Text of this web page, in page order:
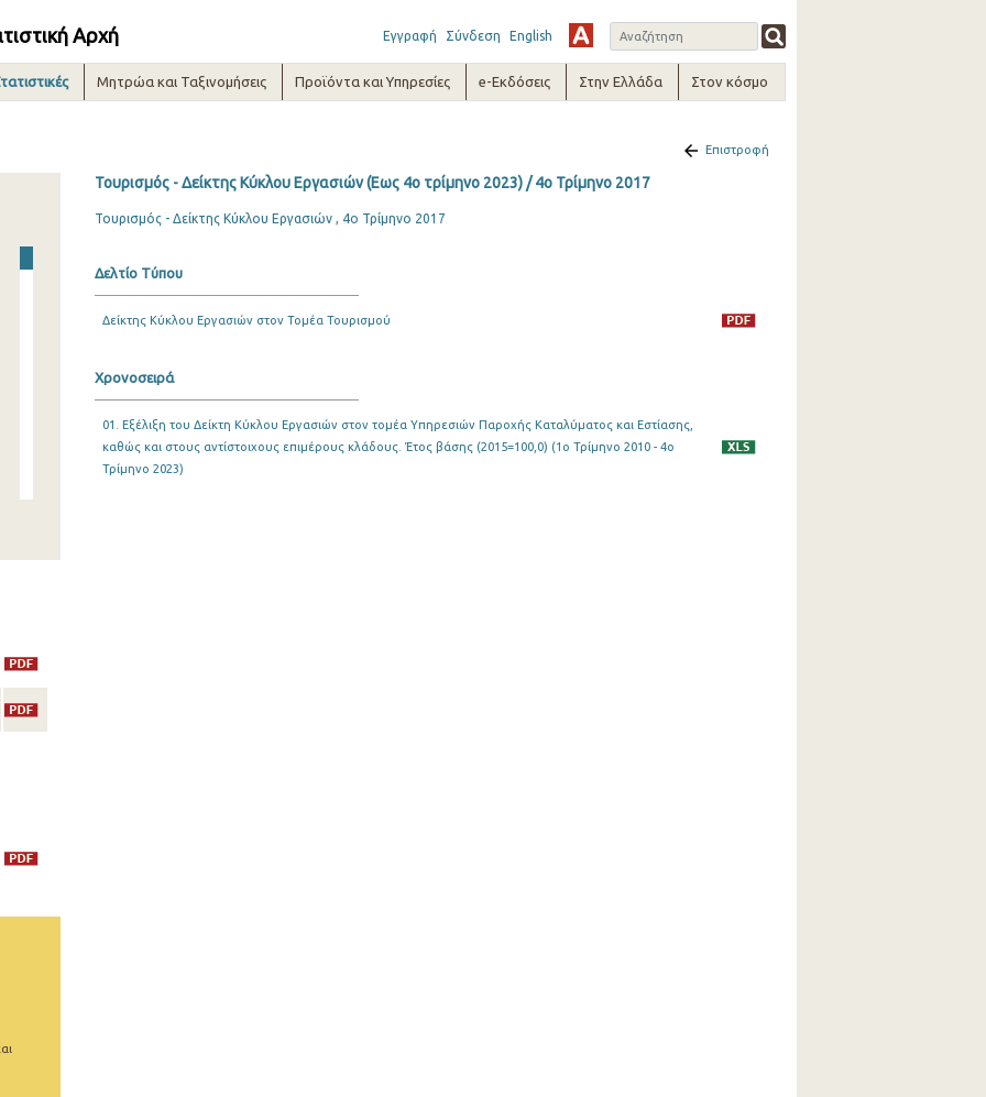
Αρχή Εγγραφή Σύνδεση English
Μητρώα και Ταξινομήσεις Προϊόντα και Υπηρεσίες e-Εκδόσεις Στην Ελλάδα Στον κόσμο
Επιστροφή
Τουρισμός - Δείκτης Κύκλου Εργασιών (Εως 4ο τρίμηνο 2023) / 4o Τρίμηνο 2017
Τουρισμός - Δείκτης Κύκλου Εργασιών , 4ο Τρίμηνο 2017
Δελτίο Τύπου
Δείκτης Κύκλου Εργασιών στον Τομέα Τουρισμού
Χρονοσειρά
01. Εξέλιξη του Δείκτη Κύκλου Εργασιών στον τομέα Υπηρεσιών Παροχής Καταλύματος και Εστίασης,
καθώς και στους αντίστοιχους επιμέρους κλάδους. Έτος βάσης (2015=100,0) (1o Τρίμηνο 2010 - 4o
Τρίμηνο 2023)